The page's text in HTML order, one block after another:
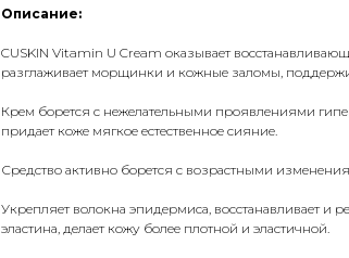
Описание:
CUSKIN Vitamin U Cream оказывает
разглаживает морщинки и кожные заломы,
Крем борется с нежелательными проявлениями
придает коже мягкое естественное сияние.
Средство активно борется с возрастными
Укрепляет волокна эпидермиса, восстанавливает и
эластина, делает кожу более плотной и эластичной.